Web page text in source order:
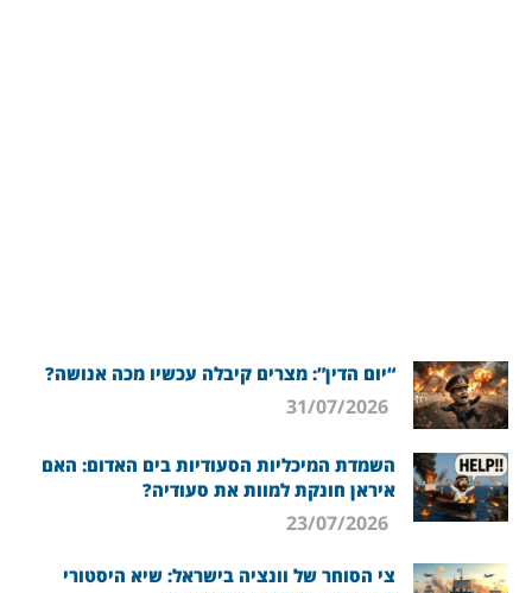
“יום הדין”: מצרים קיבלה עכשיו מכה אנושה?
השמדת המיכליות הסעודיות בים האדום: האם
איראן חונקת למוות את סעודיה?
צי הסוחר של וונציה בישראל: שיא היסטורי